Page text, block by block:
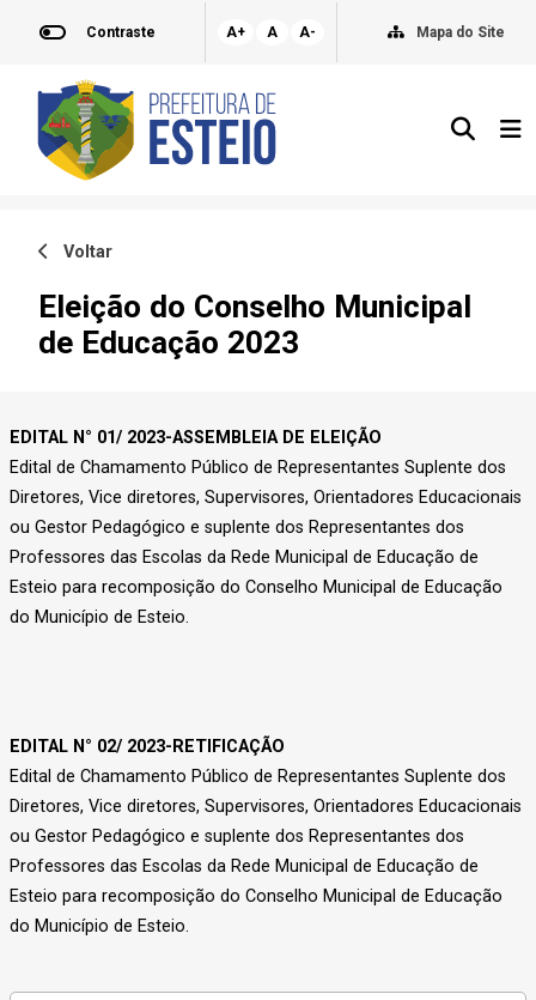
Contraste A+ A A- Mapa do Site
Voltar
Eleição do Conselho Municipal
de Educação 2023
EDITAL N° 01/ 2023-ASSEMBLEIA DE ELEIÇÃO
Edital de Chamamento Público de Representantes Suplente dos
Diretores, Vice diretores, Supervisores, Orientadores Educacionais
ou Gestor Pedagógico e suplente dos Representantes dos
Professores das Escolas da Rede Municipal de Educação de
Esteio para recomposição do Conselho Municipal de Educação
do Município de Esteio.
EDITAL N° 02/ 2023-RETIFICAÇÃO
Edital de Chamamento Público de Representantes Suplente dos
Diretores, Vice diretores, Supervisores, Orientadores Educacionais
ou Gestor Pedagógico e suplente dos Representantes dos
Professores das Escolas da Rede Municipal de Educação de
Esteio para recomposição do Conselho Municipal de Educação
do Município de Esteio.